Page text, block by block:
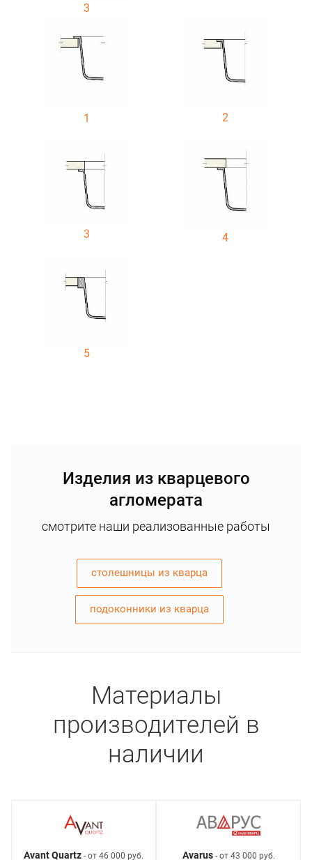
3
1 2
3 4
5
Изделия из кварцевого
агломерата
смотрите наши реализованные работы
столешницы из кварца
подоконники из кварца
Материалы
производителей в
наличии
Avant Quartz - от 46 000 руб. Avarus- от 43 000 руб.